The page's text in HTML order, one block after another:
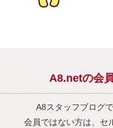
A8.netの会
A8スタッフブログ
会員ではない方は、セ